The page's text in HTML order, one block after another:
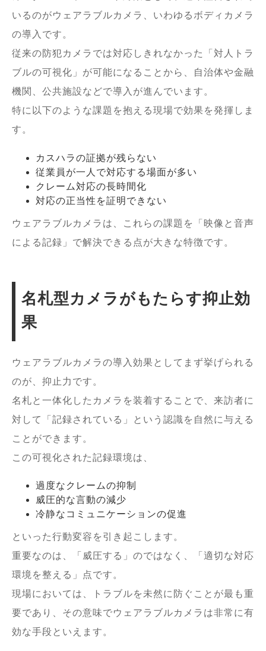
いるのがウェアラブルカメラ、いわゆるボディカメラ
の導入です。
従来の防犯カメラでは対応しきれなかった「対人トラ
ブルの可視化」が可能になることから、自治体や金融
機関、公共施設などで導入が進んでいます。
特に以下のような課題を抱える現場で効果を発揮しま
す。
カスハラの証拠が残らない
従業員が一人で対応する場面が多い
クレーム対応の長時間化
対応の正当性を証明できない
ウェアラブルカメラは、これらの課題を「映像と音声
による記録」で解決できる点が大きな特徴です。
名札型カメラがもたらす抑止効
果
ウェアラブルカメラの導入効果としてまず挙げられる
のが、抑止力です。
名札と一体化したカメラを装着することで、来訪者に
対して「記録されている」という認識を自然に与える
ことができます。
この可視化された記録環境は、
過度なクレームの抑制
威圧的な言動の減少
冷静なコミュニケーションの促進
といった行動変容を引き起こします。
重要なのは、「威圧する」のではなく、「適切な対応
環境を整える」点です。
現場においては、トラブルを未然に防ぐことが最も重
要であり、その意味でウェアラブルカメラは非常に有
効な手段といえます。